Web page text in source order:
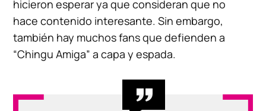
hicieron esperar ya que consideran que no
hace contenido interesante. Sin embargo,
también hay muchos fans que defienden a
“Chingu Amiga” a capa y espada.